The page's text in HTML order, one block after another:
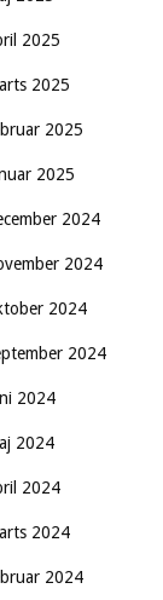
2025
2025
2025
2025
2024
2024
2024
2024
2024
2024
2024
2024
2024